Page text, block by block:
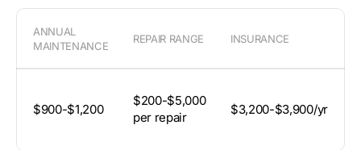
ANNUAL
MAINTENANCE
REPAIR RANGE INSURANCE
$900-$1,200
$200-$5,000
per repair
$3,200-$3,900/yr